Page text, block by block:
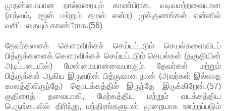
முதன்மையான நால்வரையும் காண்பீராக. வடிவமற்றவையான
(சத்வம், ரஜஸ் மற்றும் தமஸ் என்ற) முக்குணங்கள் என்னில்
வசிப்பதையும் காண்பீராக.(56)
தேவர்களைக் கௌரவிக்கச் செய்யப்படும் செயல்களைவிடப்
பித்ருக்களைக் கௌரவிக்கச் செய்யப்படும் செயல்கள் (தகுதியின்
அடிப்படையில்) மேன்மையானவையாகும். தேவர்கள் மற்றும்
பித்ருக்கள் ஆகிய இருவரின் பித்ருவான நான் (அவர்கள் இல்லாத
காலத்திலிருந்தே) தொடக்கத்தில் இருந்தே இருக்கிறேன்.(57)
குதிரைத் தலையாகி, மேற்கத்திய மற்றும் வடக்கத்திய
பெருங்கடலில் திரிந்து, மந்திரங்களுடன் முறையாக ஊற்றப்படும்